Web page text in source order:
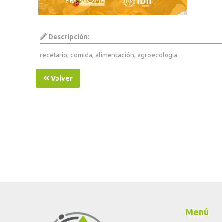
Descripción:
recetario, comida, alimentación, agroecologia
Volver
Menú